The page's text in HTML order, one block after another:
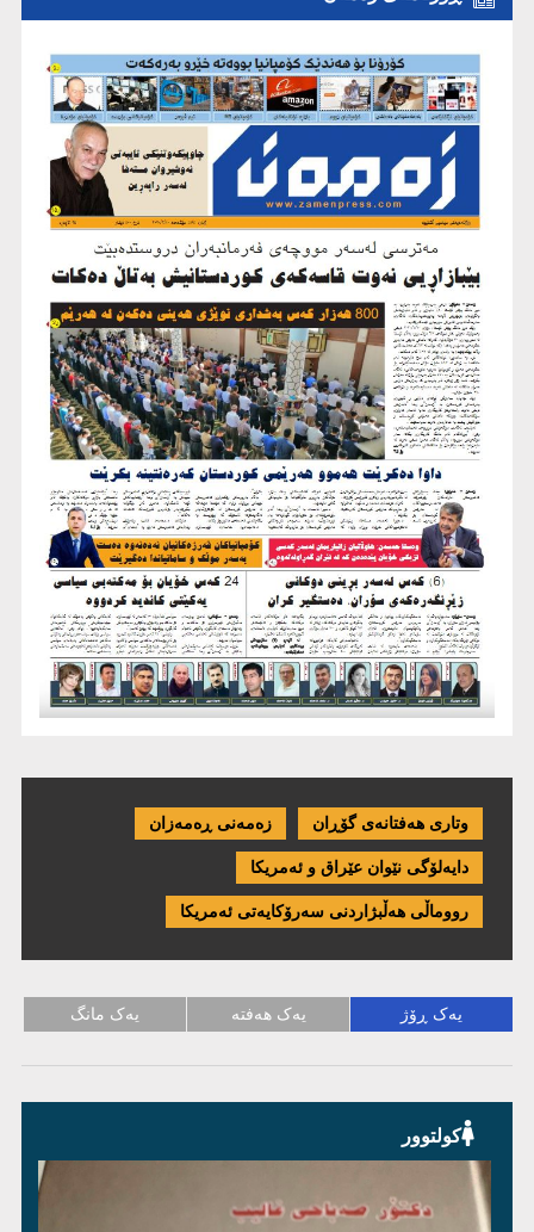
وتاری هەفتانەی گۆڕان زەمەنی ڕەمەزان
دایەلۆگی نێوان عێراق و ئەمریكا
رووماڵی هەڵبژاردنی سەرۆکایەتی ئەمریکا
یەک ڕۆژ یەک هەفتە یەک مانگ
کولتوور